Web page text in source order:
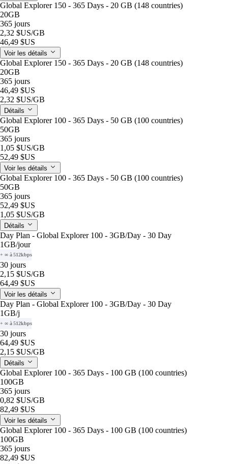
Global Explorer 150 - 365 Days - 20 GB (148 countries)
20GB
365 jours
2,32 $US/GB
46,49 $US
Voir les détails
Global Explorer 150 - 365 Days - 20 GB (148 countries)
20GB
365 jours
46,49 $US
2,32 $US/GB
Détails
Global Explorer 100 - 365 Days - 50 GB (100 countries)
50GB
365 jours
1,05 $US/GB
52,49 $US
Voir les détails
Global Explorer 100 - 365 Days - 50 GB (100 countries)
50GB
365 jours
52,49 $US
1,05 $US/GB
Détails
Day Plan - Global Explorer 100 - 3GB/Day - 30 Day
1GB/jour
+ ∞ à 512kbps
30 jours
2,15 $US/GB
64,49 $US
Voir les détails
Day Plan - Global Explorer 100 - 3GB/Day - 30 Day
1GB/j
+ ∞ à 512kbps
30 jours
64,49 $US
2,15 $US/GB
Détails
Global Explorer 100 - 365 Days - 100 GB (100 countries)
100GB
365 jours
0,82 $US/GB
82,49 $US
Voir les détails
Global Explorer 100 - 365 Days - 100 GB (100 countries)
100GB
365 jours
82,49 $US